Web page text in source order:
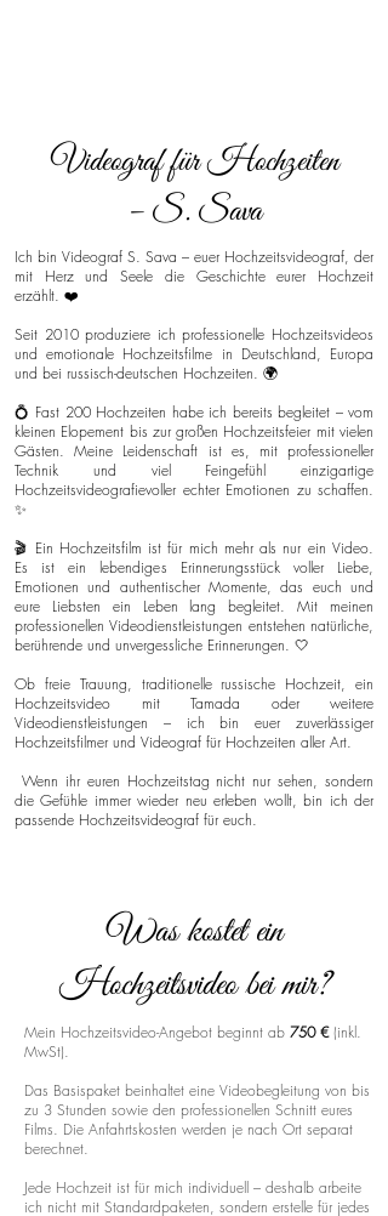
Videograf für Hochzeiten
– S. Sava
Ich bin Videograf S. Sava – euer Hochzeitsvideograf, der
mit Herz und Seele die Geschichte eurer Hochzeit
erzählt. ❤️
Seit 2010 produziere ich professionelle Hochzeitsvideos
und emotionale Hochzeitsfilme in Deutschland, Europa
und bei russisch-deutschen Hochzeiten. 🌍
💍 Fast 200 Hochzeiten habe ich bereits begleitet – vom
kleinen Elopement bis zur großen Hochzeitsfeier mit vielen
Gästen. Meine Leidenschaft ist es, mit professioneller
Technik und viel Feingefühl einzigartige
Hochzeitsvideografievoller echter Emotionen zu schaffen.
✨
🎬 Ein Hochzeitsfilm ist für mich mehr als nur ein Video.
Es ist ein lebendiges Erinnerungsstück voller Liebe,
Emotionen und authentischer Momente, das euch und
eure Liebsten ein Leben lang begleitet. Mit meinen
professionellen Videodienstleistungen entstehen natürliche,
berührende und unvergessliche Erinnerungen. 🤍
Ob freie Trauung, traditionelle russische Hochzeit, ein
Hochzeitsvideo mit Tamada oder weitere
Videodienstleistungen – ich bin euer zuverlässiger
Hochzeitsfilmer und Videograf für Hochzeiten aller Art.
Wenn ihr euren Hochzeitstag nicht nur sehen, sondern
die Gefühle immer wieder neu erleben wollt, bin ich der
passende Hochzeitsvideograf für euch.
Was kostet ein
Hochzeitsvideo bei mir?
Mein Hochzeitsvideo-Angebot beginnt ab 750 € (inkl.
MwSt).
Das Basispaket beinhaltet eine Videobegleitung von bis
zu 3 Stunden sowie den professionellen Schnitt eures
Films. Die Anfahrtskosten werden je nach Ort separat
berechnet.
Jede Hochzeit ist für mich individuell – deshalb arbeite
ich nicht mit Standardpaketen, sondern erstelle für jedes